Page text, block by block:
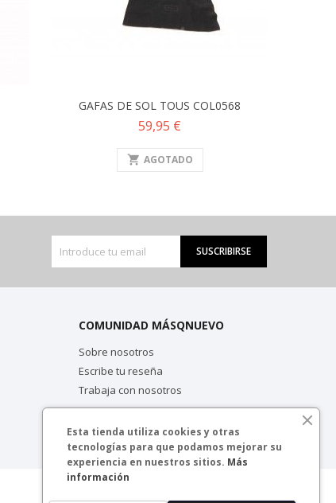
GAFAS DE SOL TOUS COL0568
Precio
59,95 €
shopping_cart AGOTADO
SUSCRIBIRSE
COMUNIDAD MÁSQNUEVO
Sobre nosotros
Escribe tu reseña
Trabaja con nosotros
Esta tienda utiliza cookies y otras
tecnologías para que podamos mejorar su
experiencia en nuestros sitios. Más
información